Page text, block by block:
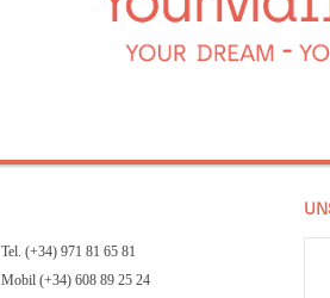
Tel. (+34) 971 81 65 81
Mobil (+34) 608 89 25 24